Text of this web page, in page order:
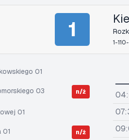
1
1-
01
03 n/ż
01
01 n/ż